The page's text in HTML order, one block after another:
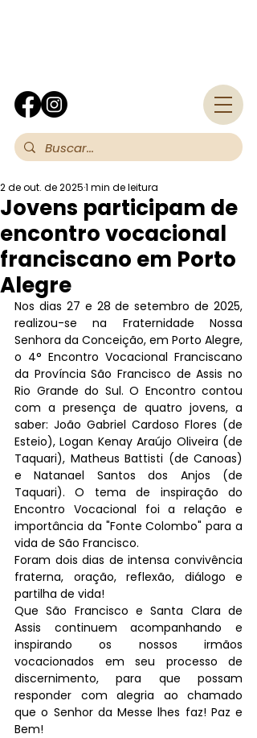
Jovens participam de
encontro vocacional
franciscano em Porto
Alegre
2 de out. de 20251 min de leitura
Nos dias 27 e 28 de setembro de 2025,
realizou-se na Fraternidade Nossa
Senhora da Conceição, em Porto Alegre,
o 4° Encontro Vocacional Franciscano
da Província São Francisco de Assis no
Rio Grande do Sul. O Encontro contou
com a presença de quatro jovens, a
saber: João Gabriel Cardoso Flores (de
Esteio), Logan Kenay Araújo Oliveira (de
Taquari), Matheus Battisti (de Canoas)
e Natanael Santos dos Anjos (de
Taquari). O tema de inspiração do
Encontro Vocacional foi a relação e
importância da "Fonte Colombo" para a
vida de São Francisco.
Foram dois dias de intensa convivência
fraterna, oração, reflexão, diálogo e
partilha de vida!
Que São Francisco e Santa Clara de
Assis continuem acompanhando e
inspirando os nossos irmãos
vocacionados em seu processo de
discernimento, para que possam
responder com alegria ao chamado
que o Senhor da Messe lhes faz! Paz e
Bem!